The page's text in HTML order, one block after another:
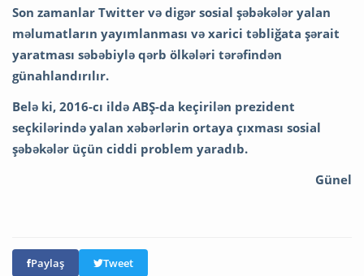
Son zamanlar Twitter və digər sosial şəbəkələr yalan
məlumatların yayımlanması və xarici təbliğata şərait
yaratması səbəbiylə qərb ölkələri tərəfindən
günahlandırılır.
Belə ki, 2016-cı ildə ABŞ-da keçirilən prezident
seçkilərində yalan xəbərlərin ortaya çıxması sosial
şəbəkələr üçün ciddi problem yaradıb.
Günel
Paylaş Tweet